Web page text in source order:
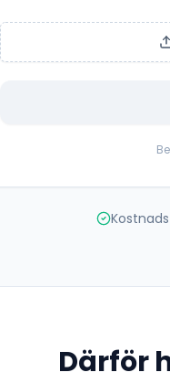
Därför